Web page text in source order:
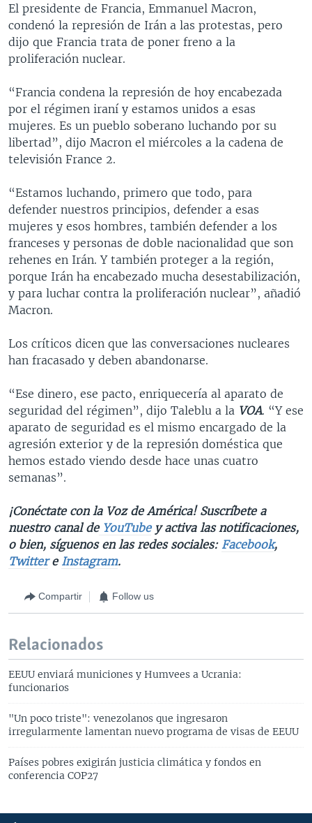
El presidente de Francia, Emmanuel Macron,
condenó la represión de Irán a las protestas, pero
dijo que Francia trata de poner freno a la
proliferación nuclear.
“Francia condena la represión de hoy encabezada
por el régimen iraní y estamos unidos a esas
mujeres. Es un pueblo soberano luchando por su
libertad”, dijo Macron el miércoles a la cadena de
televisión France 2.
“Estamos luchando, primero que todo, para
defender nuestros principios, defender a esas
mujeres y esos hombres, también defender a los
franceses y personas de doble nacionalidad que son
rehenes en Irán. Y también proteger a la región,
porque Irán ha encabezado mucha desestabilización,
y para luchar contra la proliferación nuclear”, añadió
Macron.
Los críticos dicen que las conversaciones nucleares
han fracasado y deben abandonarse.
“Ese dinero, ese pacto, enriquecería al aparato de
seguridad del régimen”, dijo Taleblu a la VOA. “Y ese
aparato de seguridad es el mismo encargado de la
agresión exterior y de la represión doméstica que
hemos estado viendo desde hace unas cuatro
semanas”.
¡Conéctate con la Voz de América! Suscríbete a
nuestro canal deYouTubey activa las notificaciones,
o bien, síguenos en las redes sociales: Facebook,
Twittere Instagram.
Compartir Follow us
Relacionados
EEUU enviará municiones y Humvees a Ucrania:
funcionarios
"Un poco triste": venezolanos que ingresaron
irregularmente lamentan nuevo programa de visas de EEUU
Países pobres exigirán justicia climática y fondos en
conferencia COP27